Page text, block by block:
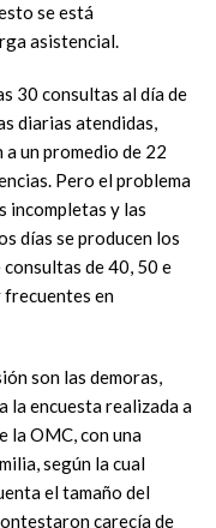
se está
asistencial.
30 consultas al día de
diarias atendidas,
un promedio de 22
Pero el problema
incompletas y las
días se producen los
de 40, 50 e
frecuentes en
son las demoras,
la encuesta realizada a
la OMC, con una
según la cual
el tamaño del
carecía de